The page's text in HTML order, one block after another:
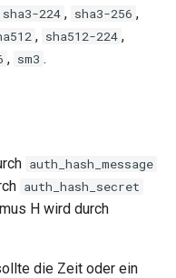
$os_version
sha3-224 , sha3-256 ,
, sha512-224 ,
, sm3 .
auth_hash_message
auth_hash_secret
H wird durch
die Zeit oder ein